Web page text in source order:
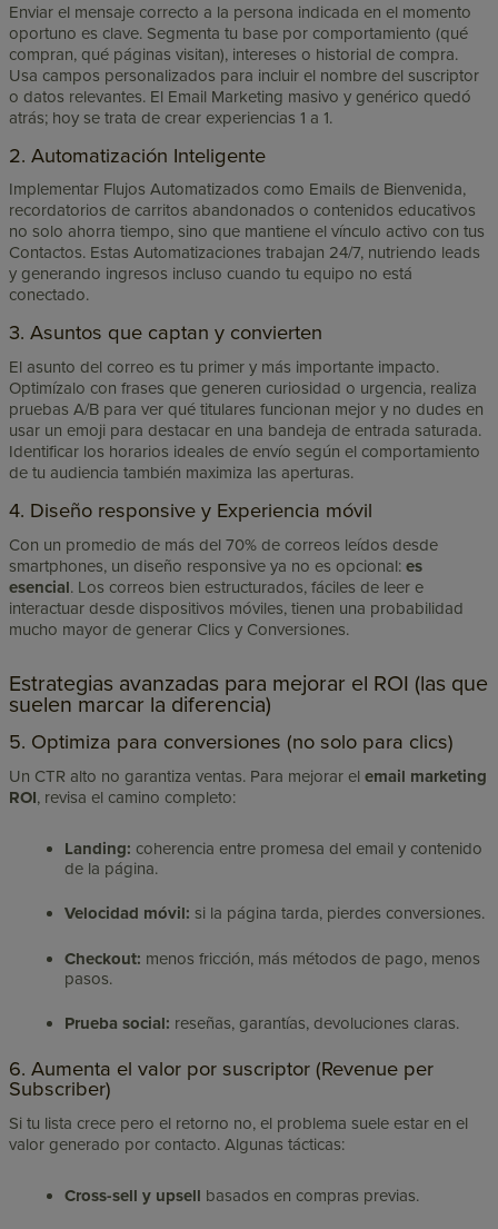
Enviar el mensaje correcto a la persona indicada en el momento
oportuno es clave. Segmenta tu base por comportamiento (qué
compran, qué páginas visitan), intereses o historial de compra.
Usa campos personalizados para incluir el nombre del suscriptor
o datos relevantes. El Email Marketing masivo y genérico quedó
atrás; hoy se trata de crear experiencias 1 a 1.
2. Automatización Inteligente
Implementar Flujos Automatizados como Emails de Bienvenida,
recordatorios de carritos abandonados o contenidos educativos
no solo ahorra tiempo, sino que mantiene el vínculo activo con tus
Contactos. Estas Automatizaciones trabajan 24/7, nutriendo leads
y generando ingresos incluso cuando tu equipo no está
conectado.
3. Asuntos que captan y convierten
El asunto del correo es tu primer y más importante impacto.
Optimízalo con frases que generen curiosidad o urgencia, realiza
pruebas A/B para ver qué titulares funcionan mejor y no dudes en
usar un emoji para destacar en una bandeja de entrada saturada.
Identificar los horarios ideales de envío según el comportamiento
de tu audiencia también maximiza las aperturas.
4. Diseño responsive y Experiencia móvil
Con un promedio de más del 70% de correos leídos desde
smartphones, un diseño responsive ya no es opcional:es
esencial. Los correos bien estructurados, fáciles de leer e
interactuar desde dispositivos móviles, tienen una probabilidad
mucho mayor de generar Clics y Conversiones.
Estrategias avanzadas para mejorar el ROI (las que
suelen marcar la diferencia)
5. Optimiza para conversiones (no solo para clics)
Un CTR alto no garantiza ventas. Para mejorar elemail marketing
ROI, revisa el camino completo:
Landing: coherencia entre promesa del email y contenido
de la página.
Velocidad móvil: si la página tarda, pierdes conversiones.
Checkout: menos fricción, más métodos de pago, menos
pasos.
Prueba social: reseñas, garantías, devoluciones claras.
6. Aumenta el valor por suscriptor (Revenue per
Subscriber)
Si tu lista crece pero el retorno no, el problema suele estar en el
valor generado por contacto. Algunas tácticas:
Cross-sell y upsell basados en compras previas.